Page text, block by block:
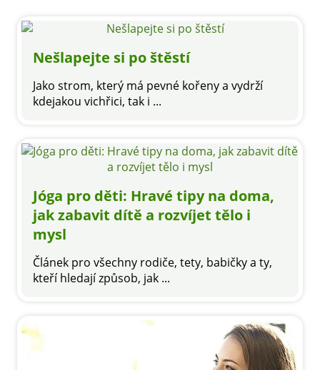
Nešlapejte si po štěstí
Jako strom, který má pevné kořeny a vydrží
kdejakou vichřici, tak i ...
Jóga pro děti: Hravé tipy na doma,
jak zabavit dítě a rozvíjet tělo i
mysl
Článek pro všechny rodiče, tety, babičky a ty,
kteří hledají způsob, jak ...